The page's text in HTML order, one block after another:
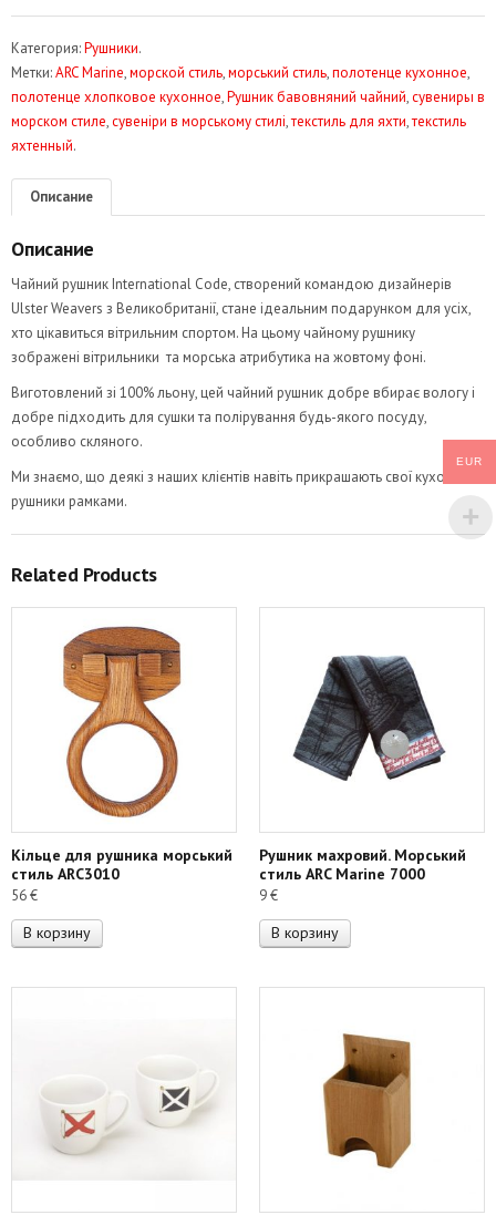
льняних
рушників.
Морський
стиль
ARC
Категория:Рушники.
Метки:ARC Marine,морской стиль,морський стиль,полотенце кухонное,
полотенце хлопковое кухонное,Рушник бавовняний чайний,сувениры в
морском стиле,сувеніри в морському стилі,текстиль для яхти,текстиль
яхтенный.
Описание
Описание
Чайний рушник International Code, створений командою дизайнерів
Ulster Weavers з Великобританії, стане ідеальним подарунком для усіх,
хто цікавиться вітрильним спортом. На цьому чайному рушнику
зображені вітрильники та морська атрибутика на жовтому фоні.
Виготовлений зі 100% льону, цей чайний рушник добре вбирає вологу і
добре підходить для сушки та полірування будь-якого посуду,
особливо скляного.
Ми знаємо, що деякі з наших клієнтів навіть прикрашають свої кухонні
рушники рамками.
Related Products
Кільце для рушника морський
стиль ARC3010
56€
В корзину
Рушник махровий. Морський
стиль ARC Marine 7000
9€
В корзину
EUR